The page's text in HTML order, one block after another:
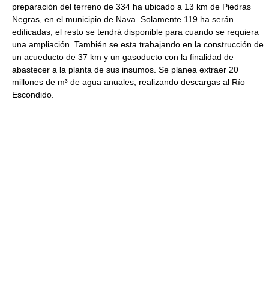
preparación del terreno de 334 ha ubicado a 13 km de Piedras
Negras, en el municipio de Nava. Solamente 119 ha serán
edificadas, el resto se tendrá disponible para cuando se requiera
una ampliación. También se esta trabajando en la construcción de
un acueducto de 37 km y un gasoducto con la finalidad de
abastecer a la planta de sus insumos. Se planea extraer 20
millones de m³ de agua anuales, realizando descargas al Río
Escondido.